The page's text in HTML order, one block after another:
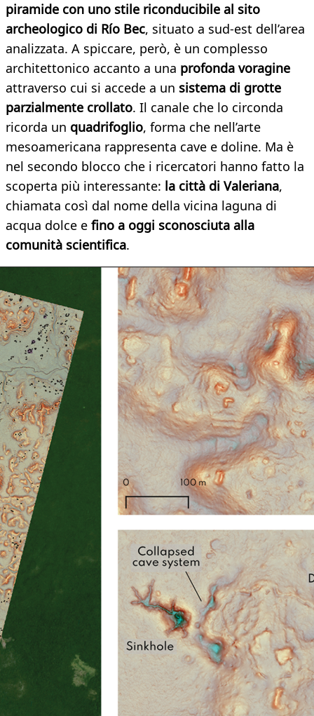
piramide con uno stile riconducibile al sito
archeologico di Río Bec, situato a sud-est dell’area
analizzata. A spiccare, però, è un complesso
architettonico accanto a una profonda voragine
attraverso cui si accede a un sistema di grotte
parzialmente crollato. Il canale che lo circonda
ricorda un quadrifoglio, forma che nell’arte
mesoamericana rappresenta cave e doline. Ma è
nel secondo blocco che i ricercatori hanno fatto la
scoperta più interessante: la città di Valeriana,
chiamata così dal nome della vicina laguna di
acqua dolce e fino a oggi sconosciuta alla
comunità scientifica.